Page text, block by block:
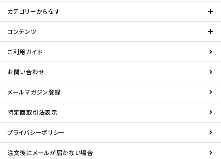
カテゴリーから探す
コンテンツ
ご利用ガイド
お問い合わせ
メールマガジン登録
特定商取引法表示
プライバシーポリシー
注文後にメールが届かない場合